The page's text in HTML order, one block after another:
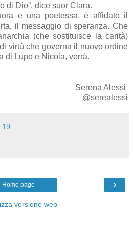
di Dio”, dice suor Clara.
e una poetessa, è affidato il
il messaggio di speranza. Che
(che sostituisce la carità)
virtù che governa il nuovo ordine
di Lupo e Nicola, verrà.
Serena Alessi
@serealessi
›
Home page
versione web